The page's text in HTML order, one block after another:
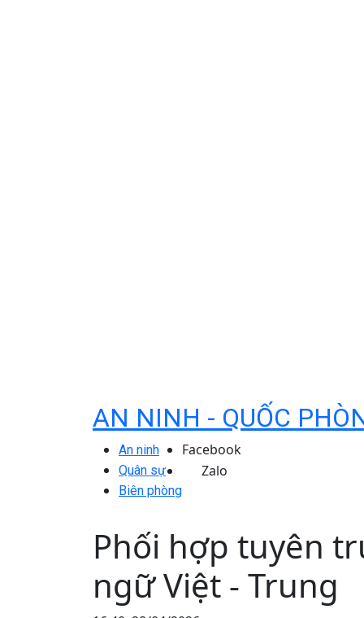
AN NINH - QUỐC
An ninh
Quân sự
Biên phòng
Facebook
Zalo
Phối hợp tuyên
ngữ Việt - Trung